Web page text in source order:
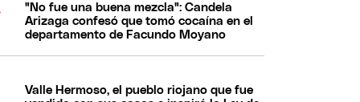
"No fue una buena mezcla": Candela
Arizaga confesó que tomó cocaína en el
departamento de Facundo Moyano
Valle Hermoso, el pueblo riojano que fue